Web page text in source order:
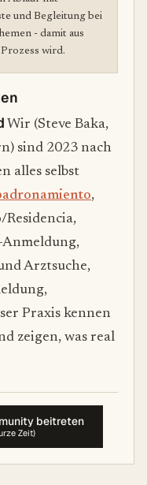
und Begleitung bei
- damit aus
wird.
Wir (Steve Baka,
sind 2023 nach
alles selbst
,
Anmeldung,
Arztsuche,
Praxis kennen
zeigen, was real
beitreten
Zeit)